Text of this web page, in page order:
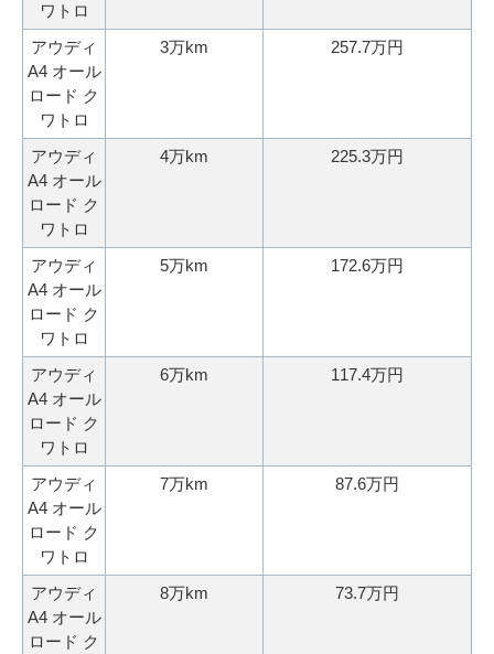
定
申
込
み
ワトロ
アウディ
A4 オール
ロード ク
ワトロ
3万km 257.7万円
アウディ
A4 オール
ロード ク
ワトロ
4万km 225.3万円
アウディ
A4 オール
ロード ク
ワトロ
5万km 172.6万円
アウディ
A4 オール
ロード ク
ワトロ
6万km 117.4万円
アウディ
A4 オール
ロード ク
ワトロ
7万km 87.6万円
アウディ
A4 オール
ロード ク
8万km 73.7万円